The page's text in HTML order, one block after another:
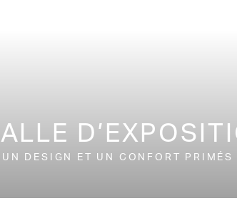
DESIGN ET UN CONFORT PRIMÉS